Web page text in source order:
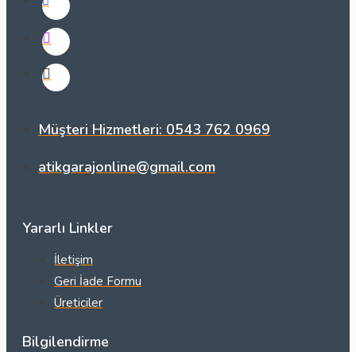
Müşteri Hizmetleri: 0543 762 0969
atikgarajonline@gmail.com
Yararlı Linkler
İletişim
Geri İade Formu
Üreticiler
Bilgilendirme